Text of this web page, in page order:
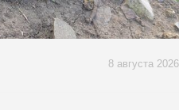
8 августа 2026